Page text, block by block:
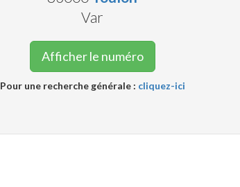
Var
Afficher le numéro
Pour une recherche générale : cliquez-ici